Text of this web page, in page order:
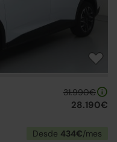
31.990€
28.190€
Desde 434€/mes